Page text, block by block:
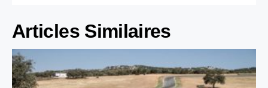
Articles Similaires